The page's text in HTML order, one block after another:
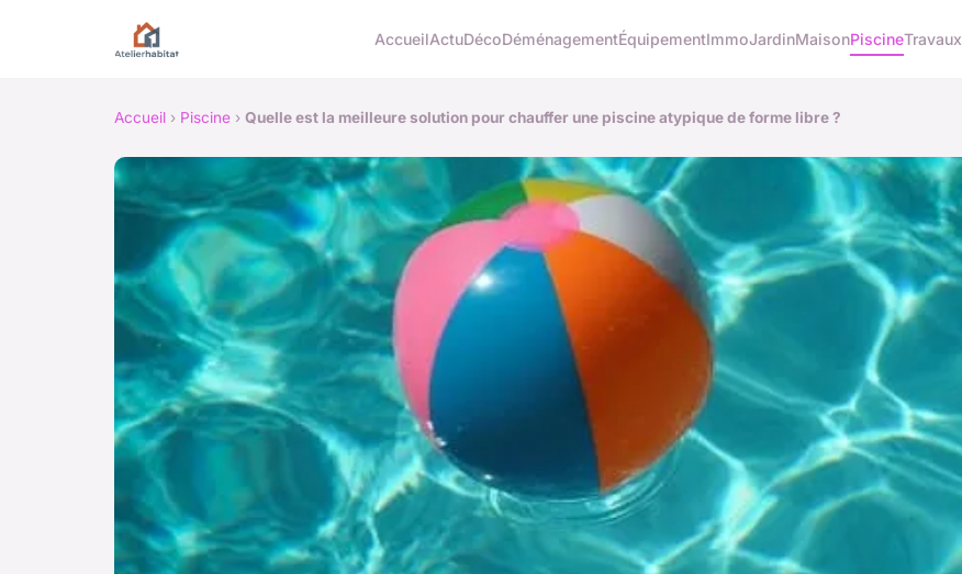
AccueilActuDécoDéménagementÉquipementImmoJardinMaisonPiscineTravaux
Accueil › Piscine › Quelle est la meilleure solution pour chauffer une piscine atypique de forme libre ?